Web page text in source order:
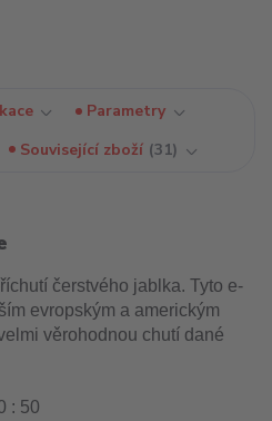
Parametry
Související zboží 31
čerstvého jablka. Tyto e-
evropským a americkým
věrohodnou chutí dané
: 50